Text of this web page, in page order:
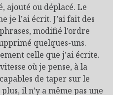
ajouté ou déplacé. Le
je l’ai écrit. J’ai fait des
modifié l’ordre
quelques-uns.
celle que j’ai écrite.
où je pense, à la
de taper sur le
il n’y a même pas une